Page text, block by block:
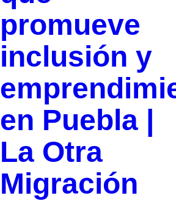
promueve
inclusión y
en Puebla |
La Otra
Migración